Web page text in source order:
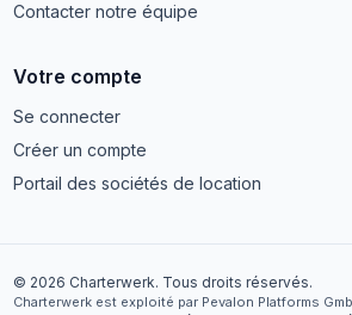
Contacter notre équipe
Votre compte
Se connecter
Créer un compte
Portail des sociétés de location
© 2026 Charterwerk. Tous droits réservés.
Charterwerk est exploité par Pevalon Platforms